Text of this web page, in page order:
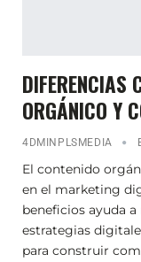
DIFERENCIAS
ORGÁNICO Y
4DMINPLSMEDIA
El contenido
en el marketing
beneficios ayuda
estrategias
para construir